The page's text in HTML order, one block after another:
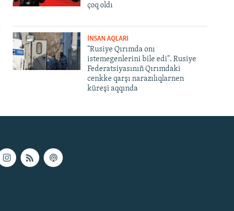
çoq oldı
İNSAN AQLARI
"Rusiye Qırımda onı
istemegenlerini bile edi". Rusiye
Federatsiyasınıñ Qırımdaki
cenkke qarşı narazılıqlarnen
küreşi aqqında